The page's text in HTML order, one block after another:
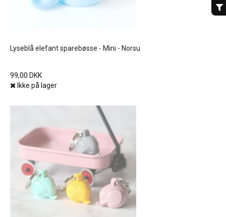
Lyseblå elefant sparebøsse - Mini - Norsu
99,00 DKK
Ikke på lager